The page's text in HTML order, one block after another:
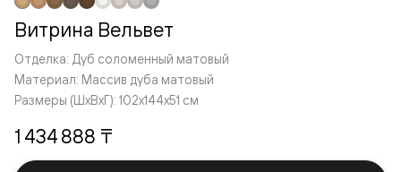
Витрина Вельвет
Отделка: Дуб соломенный матовый
Материал: Массив дуба матовый
Размеры (ШxВxГ): 102x144x51 см
1 434 888 ₸